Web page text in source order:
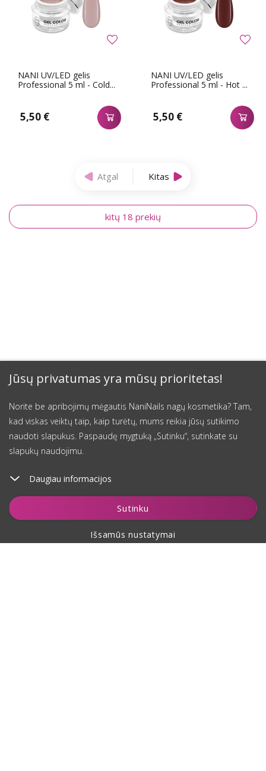
Jūsų privatumas yra mūsų prioritetas!
Norite be apribojimų mėgautis NaniNails nagų kosmetika? Tam,
kad viskas veiktų taip, kaip turėtų, mums reikia jūsų sutikimo
naudoti slapukus. Paspaudę mygtuką „Sutinku“, sutinkate su
slapukų naudojimu.
Daugiau informacijos
Sutinku
Išsamūs nustatymai
NANI UV/LED gelis
Professional 5 ml - Cold...
5,50 €
NANI UV/LED gelis
Professional 5 ml - Hot ...
5,50 €
Atgal Kitas
kitų 18 prekių